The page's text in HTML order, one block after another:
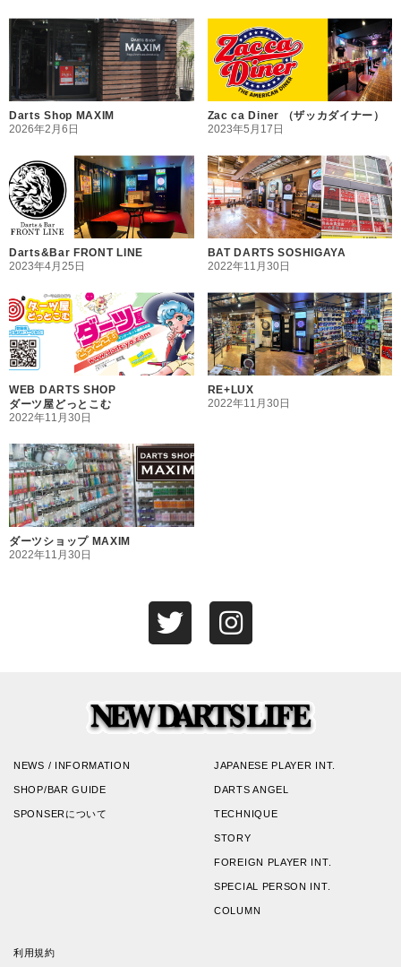
Darts Shop MAXIM
2026年2月6日
Zac ca Diner （ザッカダイナー）
2023年5月17日
Darts&Bar FRONT LINE
2023年4月25日
BAT DARTS SOSHIGAYA
2022年11月30日
WEB DARTS SHOP
ダーツ屋どっとこむ
2022年11月30日
RE+LUX
2022年11月30日
ダーツショップ MAXIM
2022年11月30日
NEWS / INFORMATION
SHOP/BAR GUIDE
SPONSERについて
JAPANESE PLAYER INT.
DARTS ANGEL
TECHNIQUE
STORY
FOREIGN PLAYER INT.
SPECIAL PERSON INT.
COLUMN
利用規約